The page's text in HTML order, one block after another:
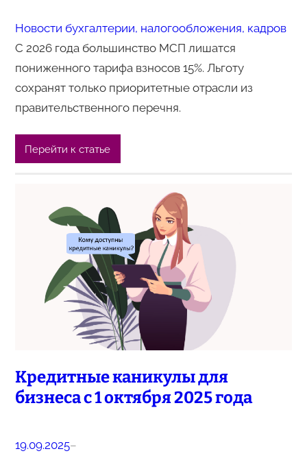
Новости бухгалтерии, налогообложения, кадров
С 2026 года большинство МСП лишатся
пониженного тарифа взносов 15%. Льготу
сохранят только приоритетные отрасли из
правительственного перечня.
Перейти к статье
Кредитные каникулы для
бизнеса с 1 октября 2025 года
19.09.2025–